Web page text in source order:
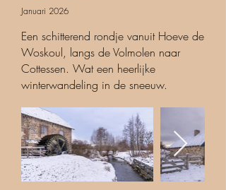
Januari 2026
Een schitterend rondje vanuit Hoeve de
Woskoul, langs de Volmolen naar
Cottessen. Wat een heerlijke
winterwandeling in de sneeuw.